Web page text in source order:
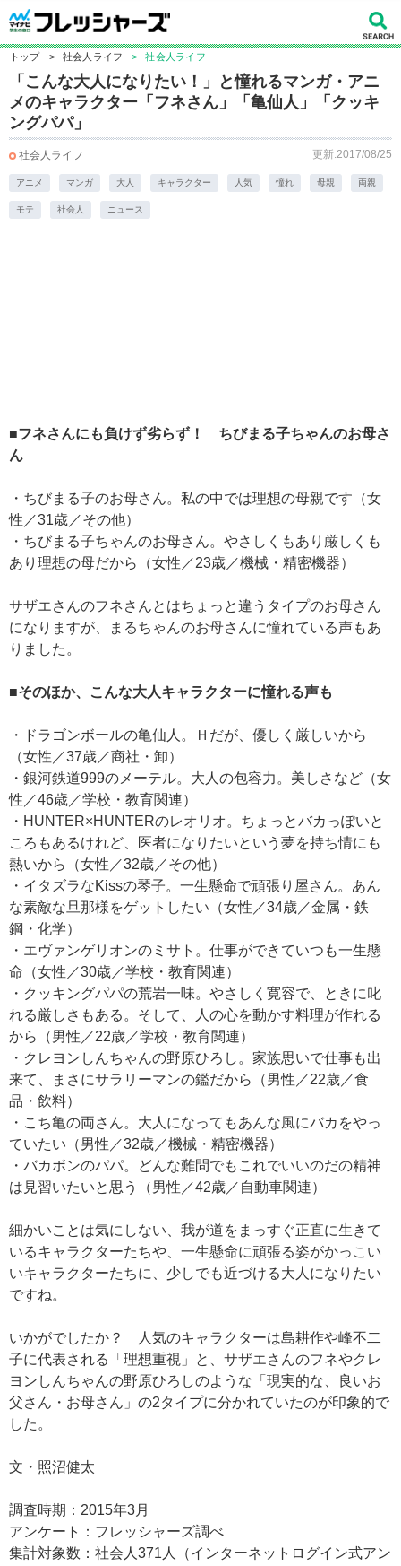
トップ > 社会人ライフ > 社会人ライフ
「こんな大人になりたい！」と憧れるマンガ・アニ
メのキャラクター「フネさん」「亀仙人」「クッキ
ングパパ」
社会人ライフ 更新:2017/08/25
アニメ マンガ 大人 キャラクター 人気 憧れ 母親 両親
モテ 社会人 ニュース
■フネさんにも負けず劣らず！ ちびまる子ちゃんのお母さ
ん
・ちびまる子のお母さん。私の中では理想の母親です（女
性／31歳／その他）
・ちびまる子ちゃんのお母さん。やさしくもあり厳しくも
あり理想の母だから（女性／23歳／機械・精密機器）
サザエさんのフネさんとはちょっと違うタイプのお母さん
になりますが、まるちゃんのお母さんに憧れている声もあ
りました。
■そのほか、こんな大人キャラクターに憧れる声も
・ドラゴンボールの亀仙人。Ｈだが、優しく厳しいから
（女性／37歳／商社・卸）
・銀河鉄道999のメーテル。大人の包容力。美しさなど（女
性／46歳／学校・教育関連）
・HUNTER×HUNTERのレオリオ。ちょっとバカっぽいと
ころもあるけれど、医者になりたいという夢を持ち情にも
熱いから（女性／32歳／その他）
・イタズラなKissの琴子。一生懸命で頑張り屋さん。あん
な素敵な旦那様をゲットしたい（女性／34歳／金属・鉄
鋼・化学）
・エヴァンゲリオンのミサト。仕事ができていつも一生懸
命（女性／30歳／学校・教育関連）
・クッキングパパの荒岩一味。やさしく寛容で、ときに叱
れる厳しさもある。そして、人の心を動かす料理が作れる
から（男性／22歳／学校・教育関連）
・クレヨンしんちゃんの野原ひろし。家族思いで仕事も出
来て、まさにサラリーマンの鑑だから（男性／22歳／食
品・飲料）
・こち亀の両さん。大人になってもあんな風にバカをやっ
ていたい（男性／32歳／機械・精密機器）
・バカボンのパパ。どんな難問でもこれでいいのだの精神
は見習いたいと思う（男性／42歳／自動車関連）
細かいことは気にしない、我が道をまっすぐ正直に生きて
いるキャラクターたちや、一生懸命に頑張る姿がかっこい
いキャラクターたちに、少しでも近づける大人になりたい
ですね。
いかがでしたか？ 人気のキャラクターは島耕作や峰不二
子に代表される「理想重視」と、サザエさんのフネやクレ
ヨンしんちゃんの野原ひろしのような「現実的な、良いお
父さん・お母さん」の2タイプに分かれていたのが印象的で
した。
文・照沼健太
調査時期：2015年3月
アンケート：フレッシャーズ調べ
集計対象数：社会人371人（インターネットログイン式アン